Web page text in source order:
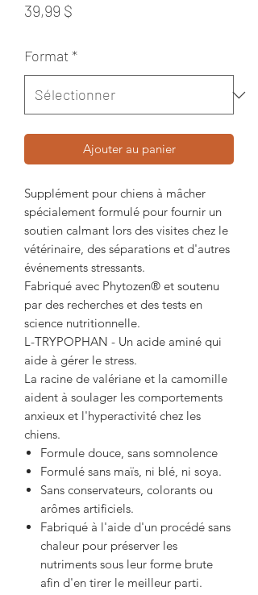
39,99 $
Format*
Ajouter au panier
Supplément pour chiens à mâcher
spécialement formulé pour fournir un
soutien calmant lors des visites chez le
vétérinaire, des séparations et d'autres
événements stressants.
Fabriqué avec Phytozen® et soutenu
par des recherches et des tests en
science nutritionnelle.
L-TRYPOPHAN - Un acide aminé qui
aide à gérer le stress.
La racine de valériane et la camomille
aident à soulager les comportements
anxieux et l'hyperactivité chez les
chiens.
Formule douce, sans somnolence
Formulé sans maïs, ni blé, ni soya.
Sans conservateurs, colorants ou
arômes artificiels.
Fabriqué à l'aide d'un procédé sans
chaleur pour préserver les
nutriments sous leur forme brute
afin d'en tirer le meilleur parti.